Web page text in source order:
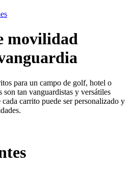
movilidad
para un campo de golf, hotel o
tan vanguardistas y versátiles
carrito puede ser personalizado y